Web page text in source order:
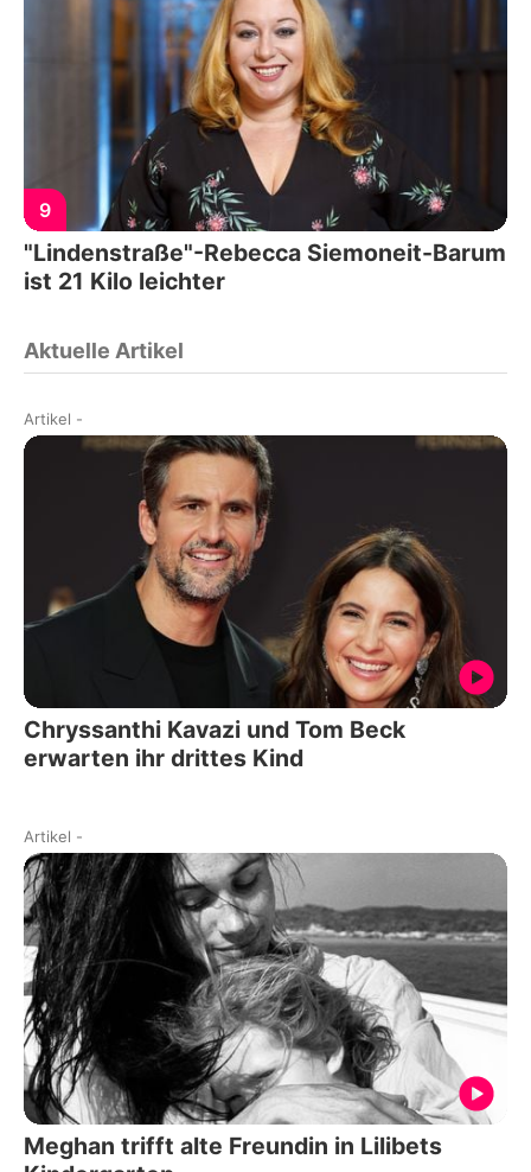
9
"Lindenstraße"-Rebecca Siemoneit-Barum
ist 21 Kilo leichter
Aktuelle Artikel
Artikel -
Chryssanthi Kavazi und Tom Beck
erwarten ihr drittes Kind
Artikel -
Meghan trifft alte Freundin in Lilibets